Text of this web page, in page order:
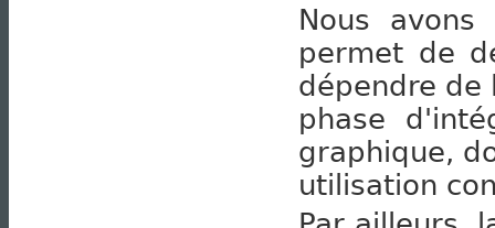
Nous
permet de
dépendre de
phase
graphique,
utilisation